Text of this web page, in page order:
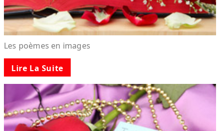
Les poèmes en images
Lire La Suite